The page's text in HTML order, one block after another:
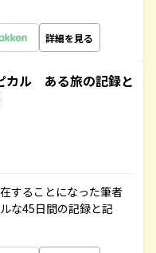
詳細を見る
カル ある旅の記録と
することになった筆者
な45日間の記録と記